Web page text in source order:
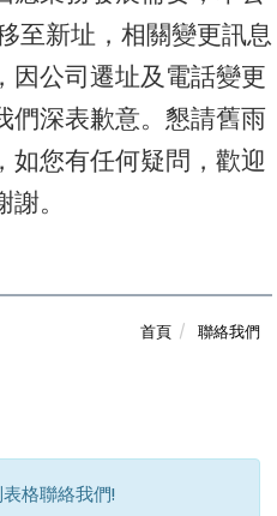
至新址，相關變更訊息
，因公司遷址及電話變更
們深表歉意。懇請舊雨
如您有任何疑問，歡迎
。
首頁 聯絡我們
格聯絡我們!